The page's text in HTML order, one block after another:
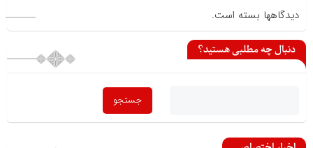
دیدگاهها بسته است.
دنبال چه مطلبی هستید؟